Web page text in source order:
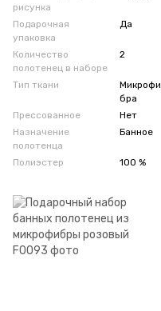
рисунка
Подарочная
упаковка
Да
Количество
полотенец в наборе
2
Тип ткани
Микрофи
бра
Прессованное
Нет
Назначение
полотенца
Банное
Полиэстер 100 %